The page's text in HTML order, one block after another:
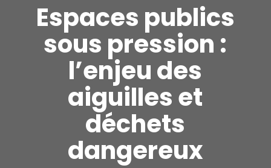
Espaces publics
sous pression :
l’enjeu des
aiguilles et
déchets
dangereux